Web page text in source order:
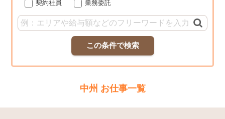
契約社員
業務委託
この条件で検索
中州 お仕事一覧